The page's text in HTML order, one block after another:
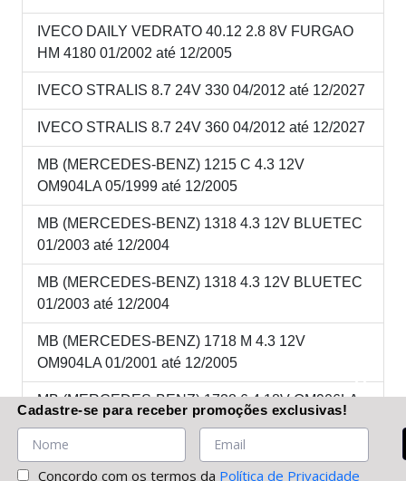
IVECO DAILY VEDRATO 40.12 2.8 8V FURGAO
HM 4180 01/2002 até 12/2005
IVECO STRALIS 8.7 24V 330 04/2012 até 12/2027
IVECO STRALIS 8.7 24V 360 04/2012 até 12/2027
MB (MERCEDES-BENZ) 1215 C 4.3 12V
OM904LA 05/1999 até 12/2005
MB (MERCEDES-BENZ) 1318 4.3 12V BLUETEC
01/2003 até 12/2004
MB (MERCEDES-BENZ) 1318 4.3 12V BLUETEC
01/2003 até 12/2004
MB (MERCEDES-BENZ) 1718 M 4.3 12V
OM904LA 01/2001 até 12/2005
MB (MERCEDES-BENZ) 1728 6.4 18V OM906LA
04/2003 até 01/2006
MB (MERCEDES-BENZ) 2423K 6.4 18V OM906LA
Cadastre-se para receber promoções exclusivas!
Concordo com os termos da Política de Privacidade